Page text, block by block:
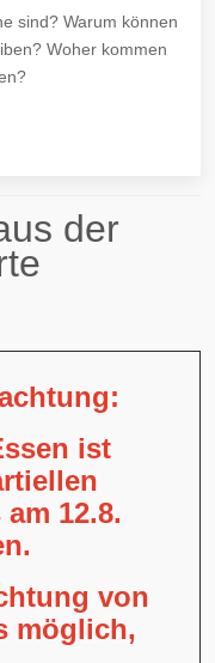
sind? Warum können
Woher kommen
der
ist
12.8.
von
möglich,